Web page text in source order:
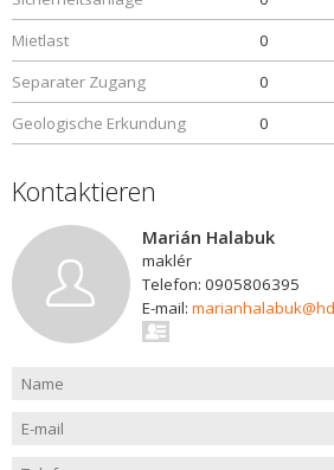
Mietlast
0
Separater Zugang
0
Geologische Erkundung
0
Kontaktieren
Marián Halabuk
maklér
Telefon: 0905806395
E-mail: